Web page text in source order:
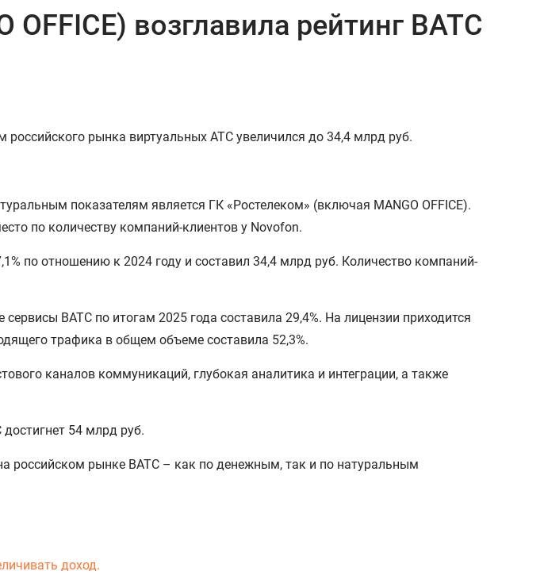
возглавила рейтинг ВАТС
рынка виртуальных АТС увеличился до 34,4 млрд руб.
показателям является ГК «Ростелеком» (включая MANGO OFFICE).
по количеству компаний-клиентов у Novofon.
по отношению к 2024 году и составил 34,4 млрд руб. Количество компаний-
ВАТС по итогам 2025 года составила 29,4%. На лицензии приходится
трафика в общем объеме составила 52,3%.
каналов коммуникаций, глубокая аналитика и интеграции, а также
54 млрд руб.
российском рынке ВАТС – как по денежным, так и по натуральным
доход.